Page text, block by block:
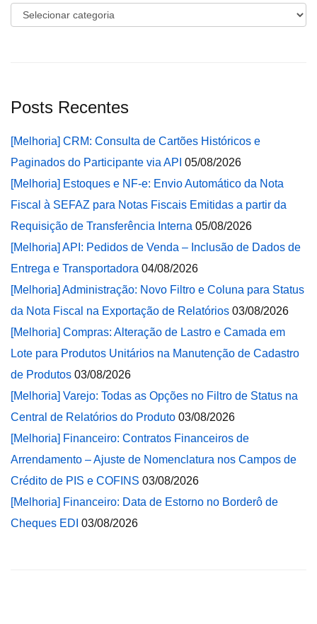
Categorias
Posts Recentes
[Melhoria] CRM: Consulta de Cartões Históricos e
Paginados do Participante via API 05/08/2026
[Melhoria] Estoques e NF-e: Envio Automático da Nota
Fiscal à SEFAZ para Notas Fiscais Emitidas a partir da
Requisição de Transferência Interna 05/08/2026
[Melhoria] API: Pedidos de Venda – Inclusão de Dados de
Entrega e Transportadora 04/08/2026
[Melhoria] Administração: Novo Filtro e Coluna para Status
da Nota Fiscal na Exportação de Relatórios 03/08/2026
[Melhoria] Compras: Alteração de Lastro e Camada em
Lote para Produtos Unitários na Manutenção de Cadastro
de Produtos 03/08/2026
[Melhoria] Varejo: Todas as Opções no Filtro de Status na
Central de Relatórios do Produto 03/08/2026
[Melhoria] Financeiro: Contratos Financeiros de
Arrendamento – Ajuste de Nomenclatura nos Campos de
Crédito de PIS e COFINS 03/08/2026
[Melhoria] Financeiro: Data de Estorno no Borderô de
Cheques EDI 03/08/2026